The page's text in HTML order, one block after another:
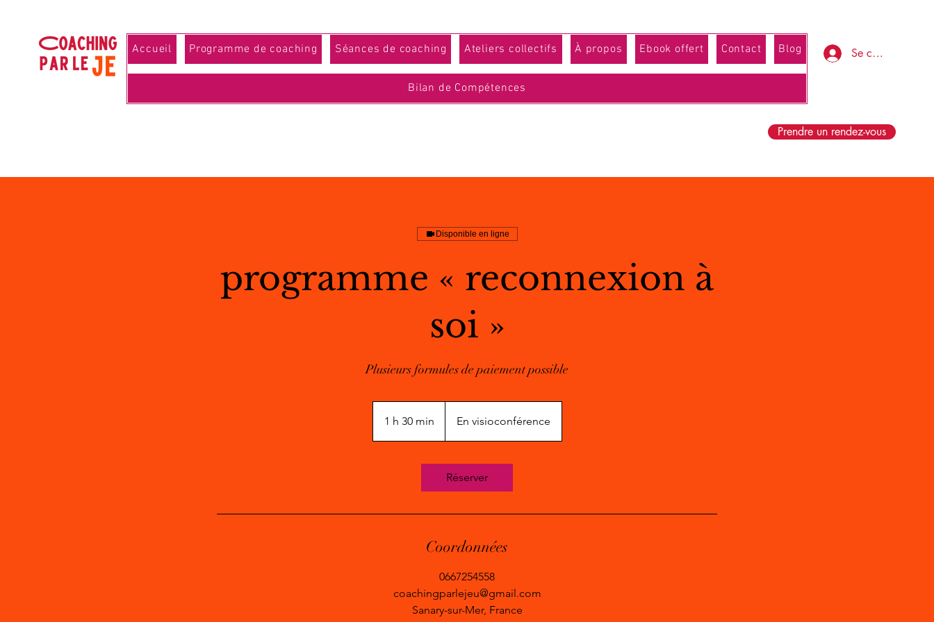
Accueil Programme de coaching Séances de coaching Ateliers collectifs À propos Ebook offert Contact Blog
Bilan de Compétences
Se connecter
Prendre un rendez-vous
Disponible en ligne
programme « reconnexion à
soi »
Plusieurs formules de paiement possible
1 h 30 min
3
En visioconférence
Réserver
Coordonnées
0667254558
coachingparlejeu@gmail.com
Sanary-sur-Mer, France